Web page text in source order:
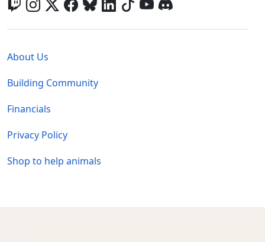
About Us
Building Community
Financials
Privacy Policy
Shop to help animals